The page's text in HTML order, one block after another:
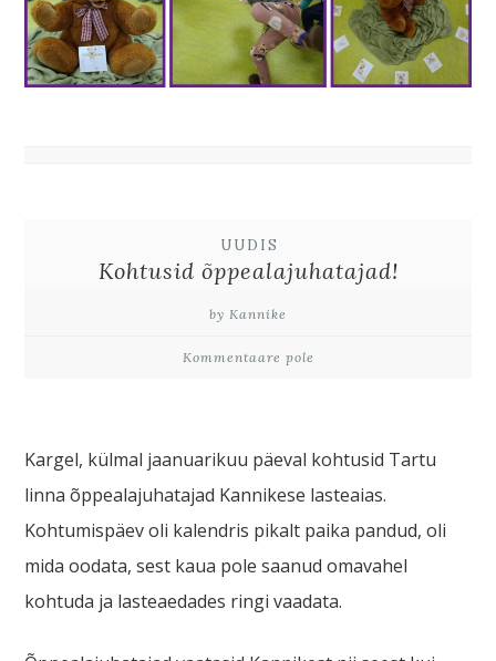
UUDIS
Kohtusid õppealajuhatajad!
by Kannike
Kommentaare pole
Kargel, külmal jaanuarikuu päeval kohtusid Tartu
linna õppealajuhatajad Kannikese lasteaias.
Kohtumispäev oli kalendris pikalt paika pandud, oli
mida oodata, sest kaua pole saanud omavahel
kohtuda ja lasteaedades ringi vaadata.